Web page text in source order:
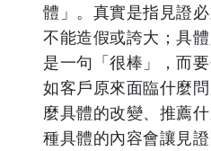
體」。真實是指見證
不能造假或誇大；具
是一句「很棒」，而
如客戶原來面臨什麼
麼具體的改變、推薦
種具體的內容會讓見